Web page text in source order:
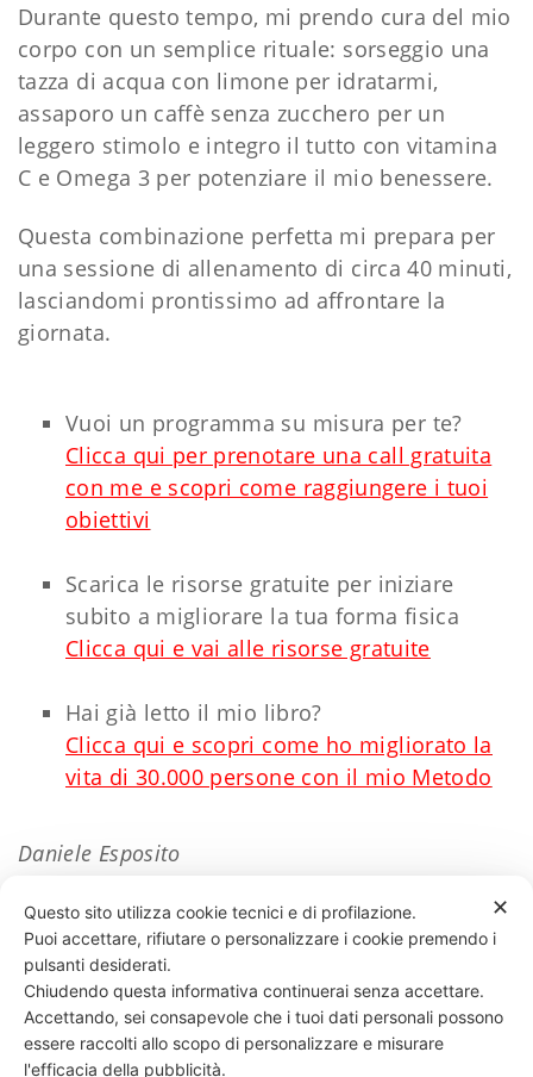
Durante questo tempo, mi prendo cura del mio
corpo con un semplice rituale: sorseggio una
tazza di acqua con limone per idratarmi,
assaporo un caffè senza zucchero per un
leggero stimolo e integro il tutto con vitamina
C e Omega 3 per potenziare il mio benessere.
Questa combinazione perfetta mi prepara per
una sessione di allenamento di circa 40 minuti,
lasciandomi prontissimo ad affrontare la
giornata.
Vuoi un programma su misura per te?
Clicca qui per prenotare una call gratuita
con me e scopri come raggiungere i tuoi
obiettivi
Scarica le risorse gratuite per iniziare
subito a migliorare la tua forma fisica
Clicca qui e vai alle risorse gratuite
Hai già letto il mio libro?
Clicca qui e scopri come ho migliorato la
vita di 30.000 persone con il mio Metodo
Daniele Esposito
42 LIKES
331 818 4777DANIELE ESPOSITO
✕
Questo sito utilizza cookie tecnici e di profilazione.
Puoi accettare, rifiutare o personalizzare i cookie premendo i
pulsanti desiderati.
Chiudendo questa informativa continuerai senza accettare.
Accettando, sei consapevole che i tuoi dati personali possono
essere raccolti allo scopo di personalizzare e misurare
l'efficacia della pubblicità.